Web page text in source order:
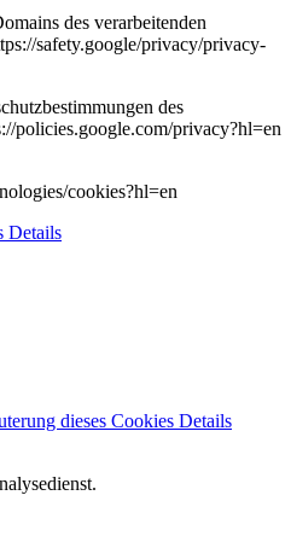
des verarbeitenden
safety.google/privacy/privacy-
des
policies.google.com/privacy?hl=en
cookies?hl=en
Details
dieses Cookies Details